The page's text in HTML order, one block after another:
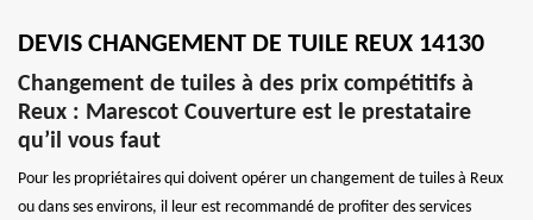
DEVIS CHANGEMENT DE TUILE REUX 14130
Changement de tuiles à des prix compétitifs à
Reux : Marescot Couverture est le prestataire
qu’il vous faut
Pour les propriétaires qui doivent opérer un changement de tuiles à Reux
ou dans ses environs, il leur est recommandé de profiter des services